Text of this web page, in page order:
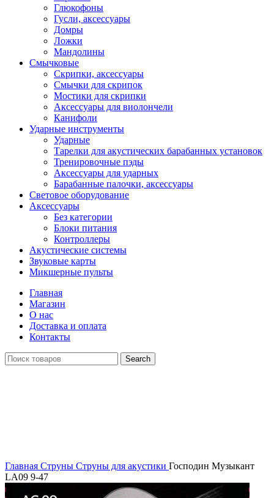
Глюкофоны
Гусли, аксессуары
Домры
Ложки
Мандолины
Смычковые
Скрипки, аксессуары
Смычки для скрипок
Мостики для скрипки
Аксессуары для виолончели
Канифоли
Ударные инструменты
Ударные
Тарелки для акустических барабанных установок
Тренировочные пэды
Аксессуары для ударных
Барабанные палочки, аксессуары
Световое оборудование
Аксессуары
Без категории
Блоки питания
Контроллеры
Акустические системы
Звуковые карты
Микшерные пульты
Главная
Магазин
О нас
Доставка и оплата
Контакты
Search
Главная Струны Струны для акустики Господин Музыкант
LA09 9-47